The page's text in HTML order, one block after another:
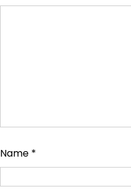
Name *